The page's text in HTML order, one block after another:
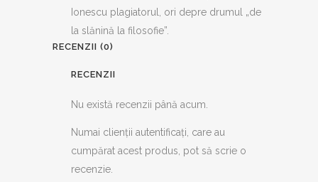
Ionescu plagiatorul, ori depre drumul „de
la slănină la filosofie”.
RECENZII (0)
RECENZII
Nu există recenzii până acum.
Numai clienții autentificați, care au
cumpărat acest produs, pot să scrie o
recenzie.